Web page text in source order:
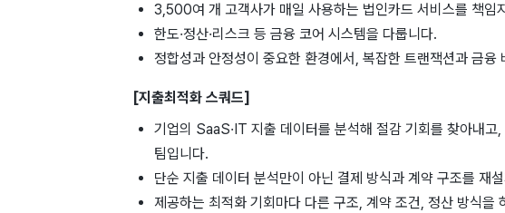
3,500여 개 고객사가 매일 사용하는 법인카드 서비스를 책임
한도·정산·리스크 등 금융 코어 시스템을 다룹니다.
정합성과 안정성이 중요한 환경에서, 복잡한 트랜잭션과 금융
[지출최적화 스쿼드]
기업의 SaaS·IT 지출 데이터를 분석해 절감 기회를 찾아내고
팀입니다.
단순 지출 데이터 분석만이 아닌 결제 방식과 계약 구조를 재
제공하는 최적화 기회마다 다른 구조, 계약 조건, 정산 방식을